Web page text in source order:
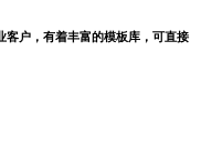
客户，有着丰富的模板库，可直接